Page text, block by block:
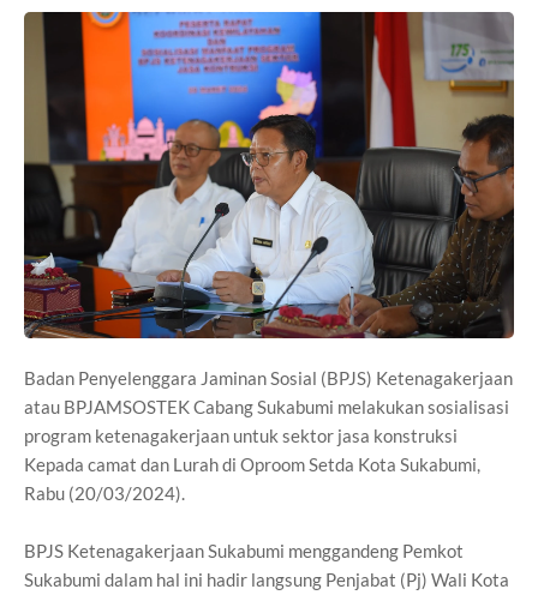
Badan Penyelenggara Jaminan Sosial (BPJS) Ketenagakerjaan
atau BPJAMSOSTEK Cabang Sukabumi melakukan sosialisasi
program ketenagakerjaan untuk sektor jasa konstruksi
Kepada camat dan Lurah di Oproom Setda Kota Sukabumi,
Rabu (20/03/2024).
BPJS Ketenagakerjaan Sukabumi menggandeng Pemkot
Sukabumi dalam hal ini hadir langsung Penjabat (Pj) Wali Kota